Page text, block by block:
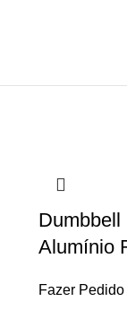
Dumbbell
Alumínio
Fazer Pedido